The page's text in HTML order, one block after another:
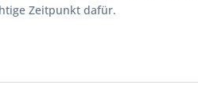
Zeitpunkt dafür.